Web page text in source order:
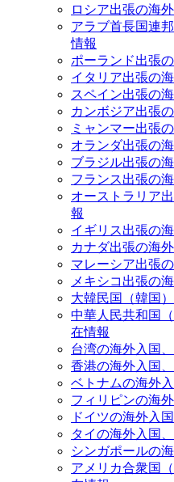
ロシア出張の海
アラブ首長国連
情報
ポーランド出張
イタリア出張の
スペイン出張の
カンボジア出張
ミャンマー出張
オランダ出張の
ブラジル出張の
フランス出張の
オーストラリア
報
イギリス出張の
カナダ出張の海
マレーシア出張
メキシコ出張の
大韓民国（韓国
中華人民共和国
在情報
台湾の海外入国
香港の海外入国
ベトナムの海外
フィリピンの海
ドイツの海外入
タイの海外入国
シンガポールの
アメリカ合衆国